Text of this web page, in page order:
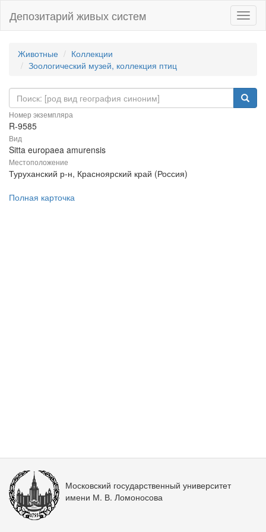
Депозитарий живых систем
Животные
Коллекции
Зоологический музей, коллекция птиц
Номер экземпляра
R-9585
Вид
Sitta europaea amurensis
Местоположение
Туруханский р-н, Красноярский край (Россия)
Полная карточка
Московский государственный университет
имени М. В. Ломоносова